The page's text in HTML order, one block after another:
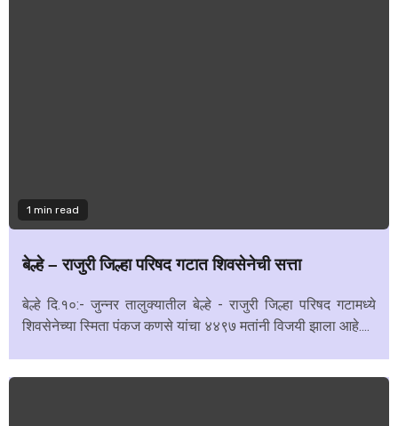
1 min read
बेल्हे – राजुरी जिल्हा परिषद गटात शिवसेनेची सत्ता
बेल्हे दि.१०:- जुन्नर तालुक्यातील बेल्हे - राजुरी जिल्हा परिषद गटामध्ये
शिवसेनेच्या स्मिता पंकज कणसे यांचा ४४९७ मतांनी विजयी झाला आहे....